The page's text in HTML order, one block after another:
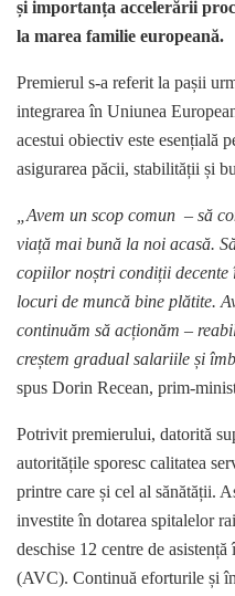
și importanța accelerării
la marea familie europeană.
Premierul s-a referit la pașii
integrarea în Uniunea
acestui obiectiv este esențială
asigurarea păcii, stabilității și
„Avem un scop comun – să
viață mai bună la noi acasă.
copiilor noștri condiții decente
locuri de muncă bine plătite.
continuăm să acționăm –
creștem gradual salariile și
spus Dorin Recean, prim-
Potrivit premierului, datorită
autoritățile sporesc calitatea
printre care și cel al sănătății.
investite în dotarea spitalelor
deschise 12 centre de
(AVC). Continuă eforturile și